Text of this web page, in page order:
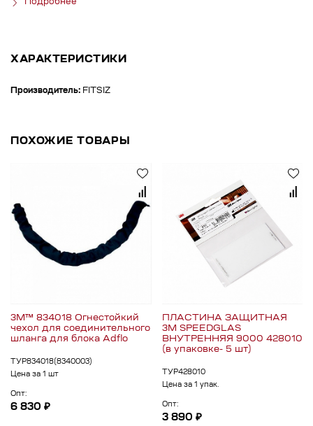
Подробнее
ХАРАКТЕРИСТИКИ
Производитель: FITSIZ
ПОХОЖИЕ ТОВАРЫ
3M™ 834018 Огнестойкий
чехол для соединительного
шланга для блока Adflo
ТУР834018(8340003)
Цена за 1 шт
Опт:
6 830 ₽
ПЛАСТИНА ЗАЩИТНАЯ
3M SPEEDGLAS
ВНУТРЕННЯЯ 9000 428010
(в упаковке- 5 шт)
ТУР428010
Цена за 1 упак.
Опт:
3 890 ₽